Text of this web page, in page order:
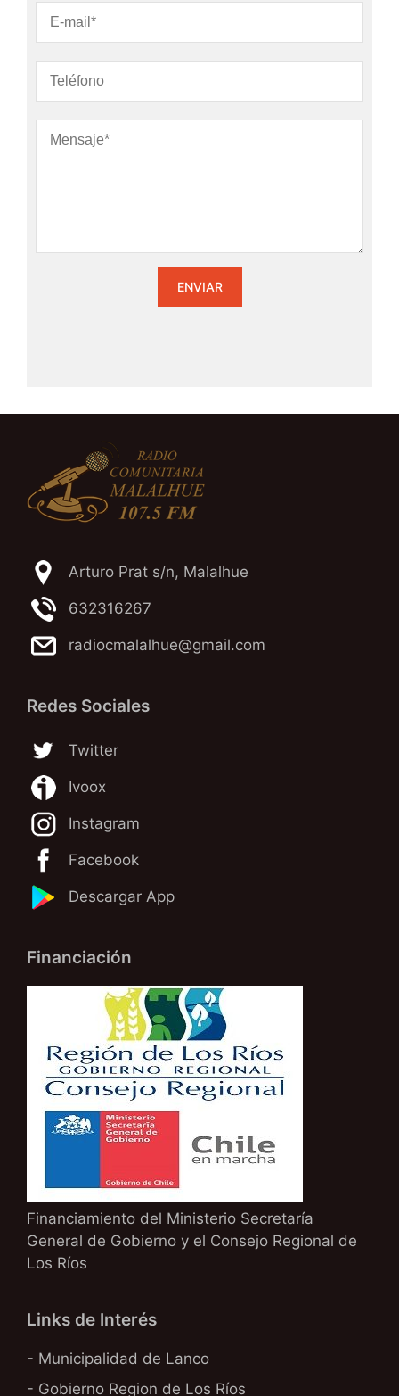
Arturo Prat s/n, Malalhue
632316267
radiocmalalhue@gmail.com
Redes Sociales
Twitter
Ivoox
Instagram
Facebook
Descargar App
Financiación
Financiamiento del Ministerio Secretaría
General de Gobierno y el Consejo Regional de
Los Ríos
Links de Interés
- Municipalidad de Lanco
- Gobierno Region de Los Ríos